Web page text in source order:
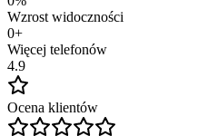
Wzrost widoczności
0+
Więcej telefonów
4.9
Ocena klientów